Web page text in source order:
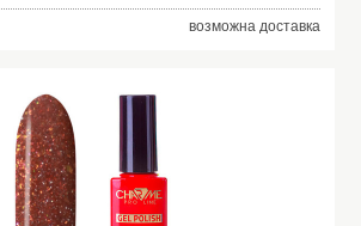
возможна доставка